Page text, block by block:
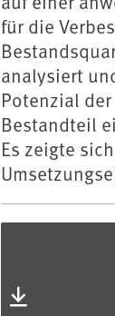
für die
analysiert
Potenzial
Bestandteil
Es zeigte